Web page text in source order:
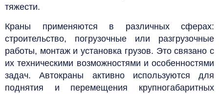
тяжести.
Краны применяются в различных сферах:
строительство, погрузочные или разгрузочные
работы, монтаж и установка грузов. Это связано с
их техническими возможностями и особенностями
задач. Автокраны активно используются для
поднятия и перемещения крупногабаритных